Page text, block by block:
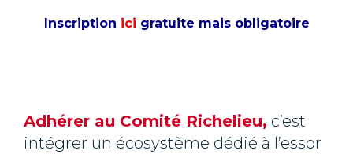
Inscription ici gratuite mais obligatoire
Adhérer au Comité Richelieu, c’est
intégrer un écosystème dédié à l’essor